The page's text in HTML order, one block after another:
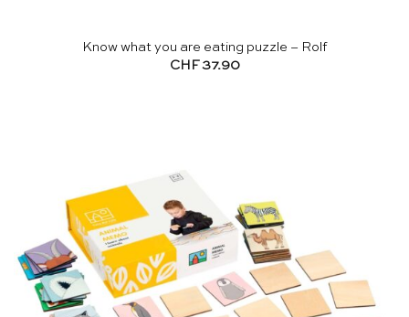
Know what you are eating puzzle – Rolf
CHF37.90